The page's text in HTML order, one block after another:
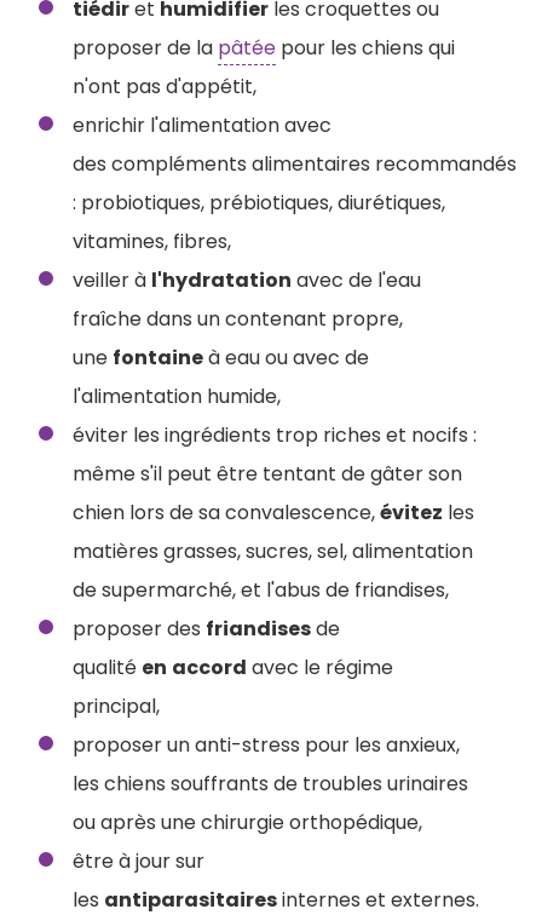
tiédiret humidifier les croquettes ou
proposer de la pâtée pour les chiens qui
n'ont pas d'appétit,
enrichir l'alimentation avec
des compléments alimentaires recommandés
: probiotiques, prébiotiques, diurétiques,
vitamines, fibres,
veiller à l'hydratation avec de l'eau
fraîche dans un contenant propre,
une fontaineà eau ou avec de
l'alimentation humide,
éviter les ingrédients trop riches et nocifs :
même s'il peut être tentant de gâter son
chien lors de sa convalescence,évitez les
matières grasses, sucres, sel, alimentation
de supermarché, et l'abus de friandises,
proposer des friandisesde
qualité en accord avec le régime
principal,
proposer un anti-stress pour les anxieux,
les chiens souffrants de troubles urinaires
ou après une chirurgie orthopédique,
être à jour sur
les antiparasitairesinternes et externes.